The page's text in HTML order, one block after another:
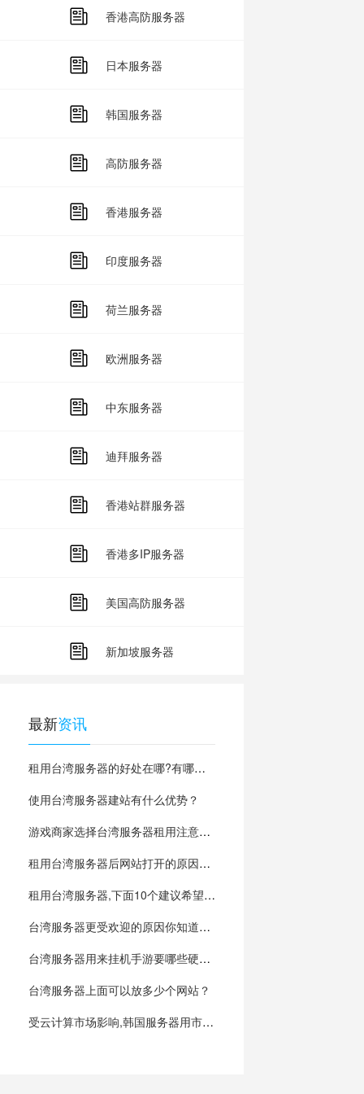
香港高防服务器
日本服务器
韩国服务器
高防服务器
香港服务器
印度服务器
荷兰服务器
欧洲服务器
中东服务器
迪拜服务器
香港站群服务器
香港多IP服务器
美国高防服务器
新加坡服务器
最新资讯
租用台湾服务器的好处在哪?有哪方面的优势?
使用台湾服务器建站有什么优势？
游戏商家选择台湾服务器租用注意事项分析
租用台湾服务器后网站打开的原因有哪些？
租用台湾服务器,下面10个建议希望能帮到你
台湾服务器更受欢迎的原因你知道吗？
台湾服务器用来挂机手游要哪些硬件支持？
台湾服务器上面可以放多少个网站？
受云计算市场影响,韩国服务器用市场低迷